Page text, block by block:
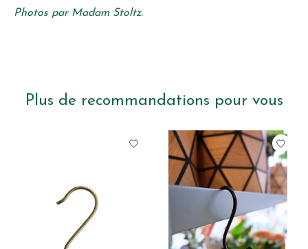
Photos par Madam Stoltz.
Plus de recommandations pour vous
Articles du carrousel de produits